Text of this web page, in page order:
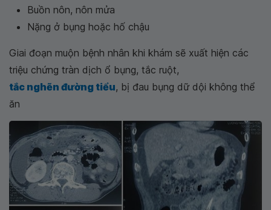
Buồn nôn, nôn mửa
Nặng ở bụng hoặc hố chậu
Giai đoạn muộn bệnh nhân khi khám sẽ xuất hiện các
triệu chứng tràn dịch ổ bụng, tắc ruột,
tắc nghẽn đường tiểu, bị đau bụng dữ dội không thể
ăn